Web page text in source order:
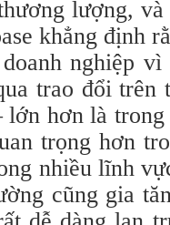
lượng,
khẳng định
nghiệp
trao đổi
lớn hơn là
trọng hơn
nhiều lĩnh
cũng gia